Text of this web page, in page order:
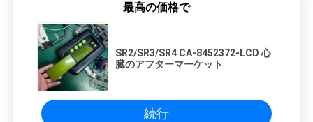
最高の価格で
SR2/SR3/SR4 CA-8452372-LCD 心
臓のアフターマーケット
続行